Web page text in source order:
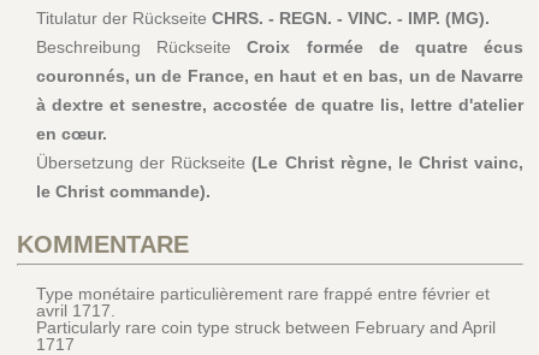
Titulatur der Rückseite CHRS. - REGN. - VINC. - IMP. (MG).
Beschreibung RückseiteCroix formée de quatre écus
couronnés, un de France, en haut et en bas, un de Navarre
à dextre et senestre, accostée de quatre lis, lettre d'atelier
en cœur.
Übersetzung der Rückseite(Le Christ règne, le Christ vainc,
le Christ commande).
KOMMENTARE
Type monétaire particulièrement rare frappé entre février et
avril 1717.
Particularly rare coin type struck between February and April
1717